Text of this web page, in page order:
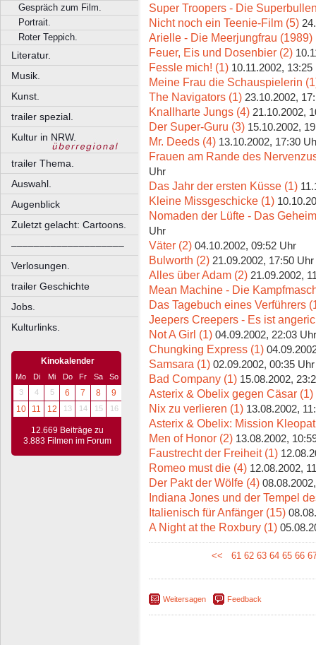
Gespräch zum Film.
Portrait.
Roter Teppich.
Literatur.
Musik.
Kunst.
trailer spezial.
Kultur in NRW.
trailer Thema.
Auswahl.
Augenblick
Zuletzt gelacht: Cartoons.
––––––––––––––––––––
Verlosungen.
trailer Geschichte
Jobs.
Kulturlinks.
Kinokalender
Mo Di Mi Do Fr Sa
So
3
4 5 6 7 8
9
10
11 12 13 14 15 16
12.669 Beiträge zu
3.883 Filmen im Forum
Super Troopers - Die
Nicht noch ein Teenie-Film (5)
Arielle - Die Meerjungfrau (1989)
Feuer, Eis und Dosenbier (2)
Fessle mich! (1) 10.11.2002, 13:25
Meine Frau die Schauspielerin
The Navigators (1) 23.10.2002,
Knallharte Jungs (4) 21.10.2002,
Der Super-Guru (3) 15.10.2002,
Mr. Deeds (4) 13.10.2002, 17:30
Frauen am Rande des
Uhr
Das Jahr der ersten Küsse (1)
Kleine Missgeschicke (1)
Nomaden der Lüfte - Das
Uhr
Väter (2) 04.10.2002, 09:52 Uhr
Bulworth (2) 21.09.2002, 17:50 Uhr
Alles über Adam (2) 21.09.2002,
Mean Machine - Die
Das Tagebuch eines Verführers
Jeepers Creepers - Es ist
Not A Girl (1) 04.09.2002, 22:03 Uhr
Chungking Express (1)
Samsara (1) 02.09.2002, 00:35 Uhr
Bad Company (1) 15.08.2002,
Asterix & Obelix gegen Cäsar (1)
Nix zu verlieren (1) 13.08.2002,
Asterix & Obelix: Mission
Men of Honor (2) 13.08.2002,
Faustrecht der Freiheit (1)
Romeo must die (4) 12.08.2002,
Der Pakt der Wölfe (4)
Indiana Jones und der Tempel
Italienisch für Anfänger (15)
A Night at the Roxbury (1)
<< 61 62 63 64 65 66
Weitersagen Feedback